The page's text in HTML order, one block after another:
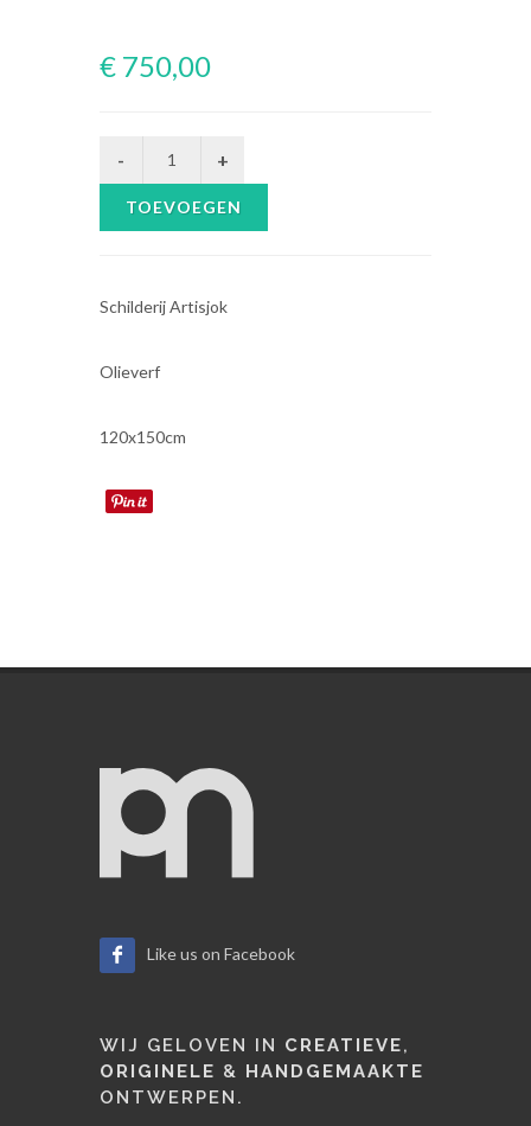
€ 750,00
TOEVOEGEN
Schilderij Artisjok
Olieverf
120x150cm
Like us on Facebook
WIJ GELOVEN IN CREATIEVE,
ORIGINELE & HANDGEMAAKTE
ONTWERPEN.